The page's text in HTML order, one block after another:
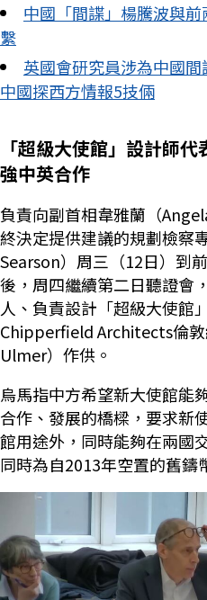
中國「間諜」楊騰波與
繫
英國會研究員涉為中國
中國探西方情報5技倆
「超級大使館」設計師
強中英合作
負責向副首相韋雅蘭（
終決定提供建議的規劃檢察
Searson）周三（12日）到
後，周四繼續第二日聽證會
人、負責設計「超級大使館
Chipperfield Architects倫
Ulmer）作供。
烏馬指中方希望新大使館能
合作、發展的橋樑，要求新
館用途外，同時能夠在兩國
同時為自2013年空置的舊鑄